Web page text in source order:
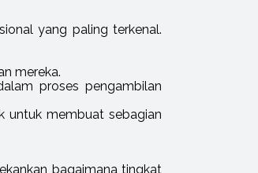
yang paling terkenal.
mereka.
proses pengambilan
untuk membuat sebagian
bagaimana tingkat